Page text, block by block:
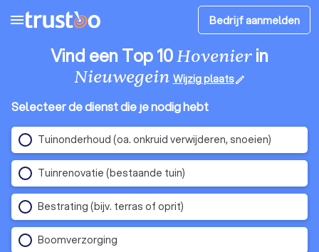
menu Bedrijf aanmelden
Vind een Top 10Hovenierin
Nieuwegein Wijzig plaatsedit
Selecteer de dienst die je nodig hebt
Tuinonderhoud (oa. onkruid verwijderen, snoeien)
Tuinrenovatie (bestaande tuin)
Bestrating (bijv. terras of oprit)
Boomverzorging